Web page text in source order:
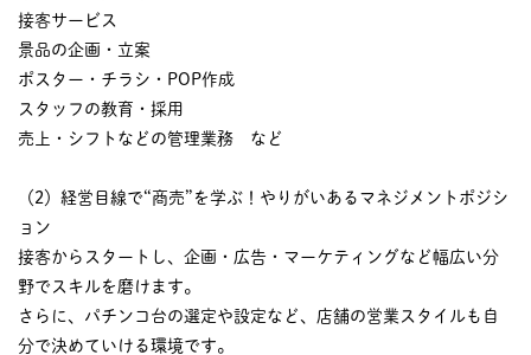
接客サービス
景品の企画・立案
ポスター・チラシ・POP作成
スタッフの教育・採用
売上・シフトなどの管理業務 など
（2）経営目線で“商売”を学ぶ！やりがいあるマネジメントポジシ
ョン
接客からスタートし、企画・広告・マーケティングなど幅広い分
野でスキルを磨けます。
さらに、パチンコ台の選定や設定など、店舗の営業スタイルも自
分で決めていける環境です。